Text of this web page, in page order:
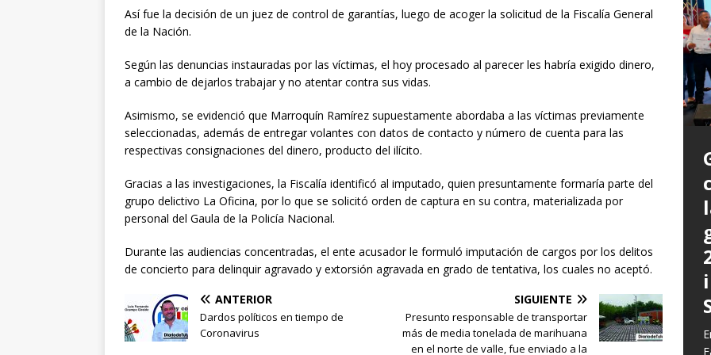
Así fue la decisión de un juez de control de garantías, luego de acoger la solicitud de la Fiscalía General
de la Nación.
Según las denuncias instauradas por las víctimas, el hoy procesado al parecer les habría exigido dinero,
a cambio de dejarlos trabajar y no atentar contra sus vidas.
Asimismo, se evidenció que Marroquín Ramírez supuestamente abordaba a las víctimas previamente
seleccionadas, además de entregar volantes con datos de contacto y número de cuenta para las
respectivas consignaciones del dinero, producto del ilícito.
Gracias a las investigaciones, la Fiscalía identificó al imputado, quien presuntamente formaría parte del
grupo delictivo La Oficina, por lo que se solicitó orden de captura en su contra, materializada por
personal del Gaula de la Policía Nacional.
Durante las audiencias concentradas, el ente acusador le formuló imputación de cargos por los delitos
de concierto para delinquir agravado y extorsión agravada en grado de tentativa, los cuales no aceptó.
ANTERIOR
Dardos políticos en tiempo de
Coronavirus
SIGUIENTE
Presunto responsable de transportar
más de media tonelada de marihuana
en el norte de valle, fue enviado a la